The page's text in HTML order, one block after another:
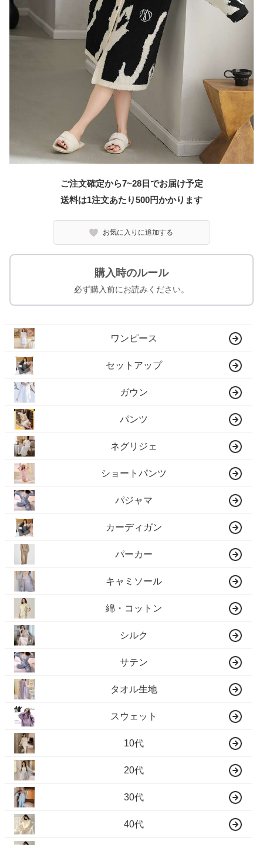
ご注文確定から7~28日でお届け予定
送料は1注文あたり500円かかります
お気に入りに追加する
購入時のルール
必ず購入前にお読みください。
ワンピース
セットアップ
ガウン
パンツ
ネグリジェ
ショートパンツ
パジャマ
カーディガン
パーカー
キャミソール
綿・コットン
シルク
サテン
タオル生地
スウェット
10代
20代
30代
40代